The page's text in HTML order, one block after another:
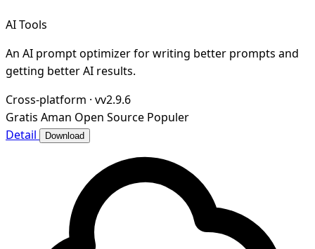
AI Tools
An AI prompt optimizer for writing better prompts and
getting better AI results.
Cross-platform · vv2.9.6
Gratis Aman Open Source Populer
Detail
Download